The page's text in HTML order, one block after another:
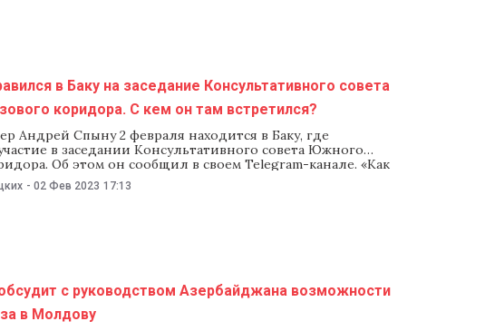
в Баку на заседание Консультативного совета
коридора. С кем он там встретился?
Андрей Спыну 2 февраля находится в Баку, где
в заседании Консультативного совета Южного
Об этом он сообщил в своем Telegram-канале. «Как
молдавско-азербайджанской межправительственной
я обсудил двусторонние экономические
- 02 Фев 2023 17:13
с руководством Азербайджана возможности
в Молдову